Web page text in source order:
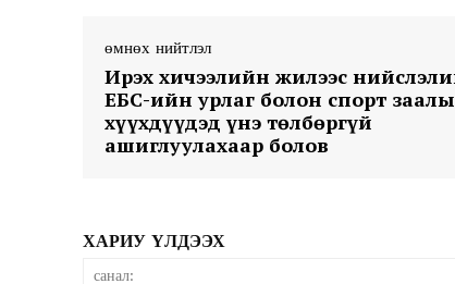
өмнөх нийтлэл
Ирэх хичээлийн жилээс
ЕБС-ийн урлаг болон спорт
хүүхдүүдэд үнэ төлбөргүй
ашиглуулахаар болов
ХАРИУ ҮЛДЭЭХ